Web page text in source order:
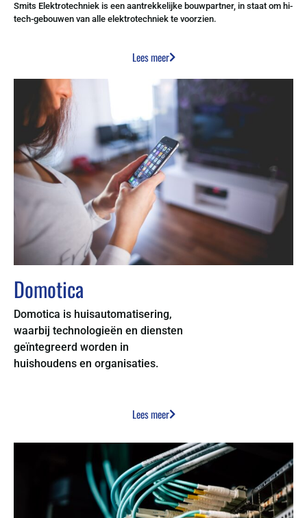
Smits Elektrotechniek is een aantrekkelijke bouwpartner, in staat om hi-
tech-gebouwen van alle elektrotechniek te voorzien.
Lees meer
Domotica
Domotica is huisautomatisering,
waarbij technologieën en diensten
geïntegreerd worden in
huishoudens en organisaties.
Lees meer